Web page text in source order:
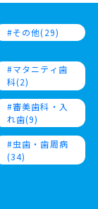
その他(29)
マタニティ歯
科(2)
審美歯科・入
れ歯(9)
虫歯・歯周病
(34)